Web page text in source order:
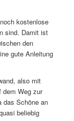
kostenlose
sind. Damit ist
den
gute Anleitung
also mit
Weg zur
das Schöne an
beliebig